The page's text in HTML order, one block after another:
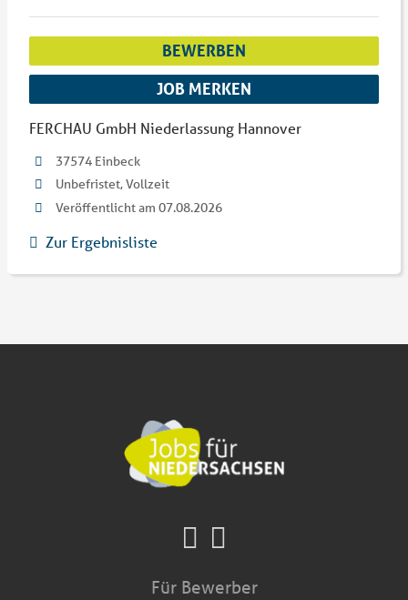
BEWERBEN
JOB MERKEN
FERCHAU GmbH Niederlassung Hannover
37574 Einbeck
Unbefristet, Vollzeit
Veröffentlicht am 07.08.2026
Zur Ergebnisliste
Für Bewerber